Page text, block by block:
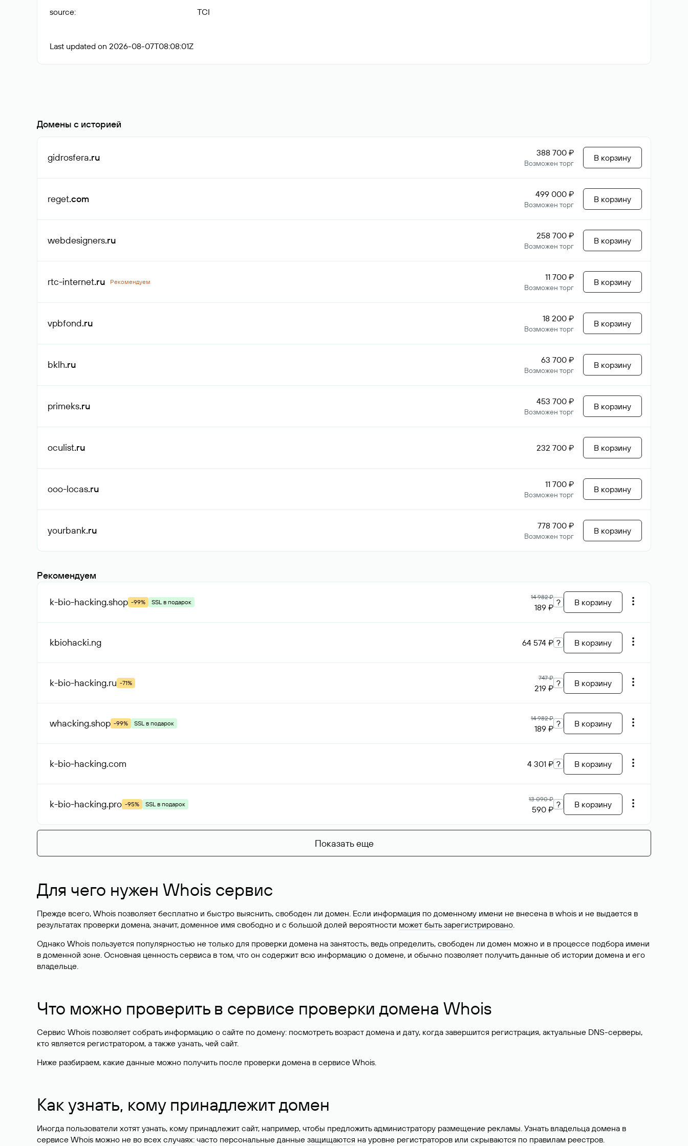
source: TCI
Last updated on 2026-08-07T08:08:01Z
Домены с историей
gidrosfera.ru 388 700 ₽
Возможен торг
В корзину
reget.com 499 000 ₽
Возможен торг
В корзину
webdesigners.ru 258 700 ₽
Возможен торг
В корзину
rtc-internet.ru Рекомендуем 11 700 ₽
Возможен торг
В корзину
vpbfond.ru 18 200 ₽
Возможен торг
В корзину
bklh.ru 63 700 ₽
Возможен торг
В корзину
primeks.ru 453 700 ₽
Возможен торг
В корзину
oculist.ru 232 700 ₽ В корзину
ooo-locas.ru 11 700 ₽
Возможен торг
В корзину
yourbank.ru 778 700 ₽
Возможен торг
В корзину
Рекомендуем
k-bio-hacking.shop -99% SSL в подарок
14 982 ₽
189 ₽ ? В корзину
kbiohacki.ng 64 574 ₽ ? В корзину
k-bio-hacking.ru -71%
747 ₽
219 ₽ ? В корзину
whacking.shop -99% SSL в подарок
14 982 ₽
189 ₽ ? В корзину
k-bio-hacking.com 4 301 ₽ ? В корзину
k-bio-hacking.pro -95% SSL в подарок
13 090 ₽
590 ₽ ? В корзину
Показать еще
Для чего нужен Whois сервис
Прежде всего, Whois позволяет бесплатно и быстро выяснить, свободен ли домен. Если информация по доменному имени не внесена в whois и не выдается в
результатах проверки домена, значит, доменное имя свободно и с большой долей вероятности может быть зарегистрировано.
Однако Whois пользуется популярностью не только для проверки домена на занятость, ведь определить, свободен ли домен можно и в процессе подбора имени
в доменной зоне. Основная ценность сервиса в том, что он содержит всю информацию о домене, и обычно позволяет получить данные об истории домена и его
владельце.
Что можно проверить в сервисе проверки домена Whois
Сервис Whois позволяет собрать информацию о сайте по домену: посмотреть возраст домена и дату, когда завершится регистрация, актуальные DNS-серверы,
кто является регистратором, а также узнать, чей сайт.
Ниже разбираем, какие данные можно получить после проверки домена в сервисе Whois.
Как узнать, кому принадлежит домен
Иногда пользователи хотят узнать, кому принадлежит сайт, например, чтобы предложить администратору размещение рекламы. Узнать владельца домена в
сервисе Whois можно не во всех случаях: часто персональные данные защищаются на уровне регистраторов или скрываются по правилам реестров.